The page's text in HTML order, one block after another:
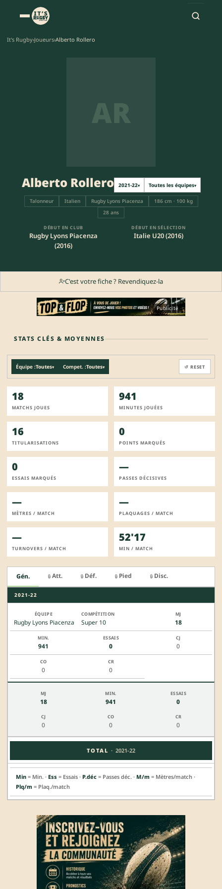
It's Rugby›Joueurs›Alberto Rollero
AR
Alberto Rollero 2021-22▾ Toutes les équipes▾
Talonneur Italien Rugby Lyons Piacenza
186 cm · 100 kg
28 ans
DÉBUT EN CLUB
Rugby Lyons Piacenza
(2016)
DÉBUT EN SÉLECTION
Italie U20 (2016)
C'est votre fiche ? Revendiquez-la
Publicité
STATS CLÉS & MOYENNES
Équipe :Toutes▾ Compet. :Toutes▾ ↺ RESET
18
MATCHS JOUES
941
MINUTES JOUÉES
16
TITULARISATIONS
0
POINTS MARQUÉS
0
ESSAIS MARQUÉS
—
PASSES DÉCISIVES
—
MÈTRES / MATCH
—
PLAQUAGES / MATCH
—
TURNOVERS / MATCH
52'17
MIN / MATCH
Gén. 🔒 Att. 🔒 Déf. 🔒 Pied 🔒 Disc.
2021-22
Rugby Lyons Piacenza Super 10 18
941 0 0
0 0
18 941 0
0 0 0
TOTAL · 2021-22
Min = Min. · Ess = Essais · P.déc = Passes déc. · M/m = Mètres/match ·
Plq/m = Plaq./match